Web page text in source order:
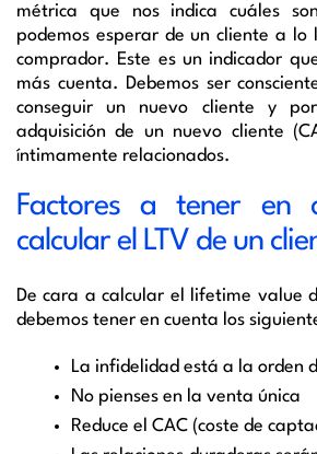
métrica que nos indica cuáles
podemos esperar de un cliente a lo
comprador. Este es un indicador
más cuenta. Debemos ser
conseguir un nuevo cliente y
adquisición de un nuevo cliente
íntimamente relacionados.
Factores a tener en
calcular el LTV de un
De cara a calcular el lifetime value
debemos tener en cuenta los
La infidelidad está a la orden
No pienses en la venta única
Reduce el CAC (coste de